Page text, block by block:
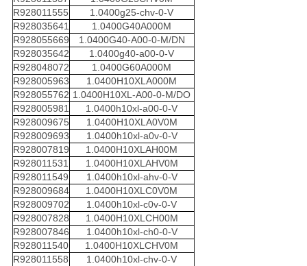
R928011555
1.0400g25-chv-0-V
R928035641
1.0400G40A000M
R928055669
1.0400G40-A00-0-M/DN
R928035642
1.0400g40-a00-0-V
R928048072
1.0400G60A000M
R928005963
1.0400H10XLA000M
R928055762 1.0400H10XL-A00-0-M/DO
R928005981
1.0400h10xl-a00-0-V
R928009675
1.0400H10XLA0V0M
R928009693
1.0400h10xl-a0v-0-V
R928007819
1.0400H10XLAH00M
R928011531
1.0400H10XLAHV0M
R928011549
1.0400h10xl-ahv-0-V
R928009684
1.0400H10XLC0V0M
R928009702
1.0400h10xl-c0v-0-V
R928007828
1.0400H10XLCH00M
R928007846
1.0400h10xl-ch0-0-V
R928011540
1.0400H10XLCHV0M
R928011558
1.0400h10xl-chv-0-V